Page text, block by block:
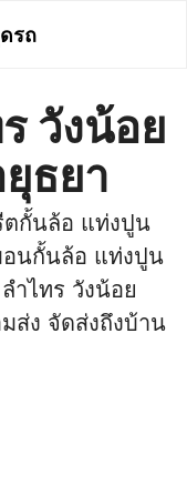
รถ
วังน้อย
ธยา
ตกั้นล้อ แท่งปูน
นกั้นล้อ แท่งปูน
ไทร วังน้อย
ส่ง จัดส่งถึงบ้าน